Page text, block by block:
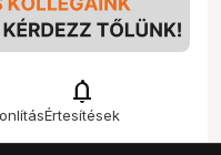
notifications
Értesítések